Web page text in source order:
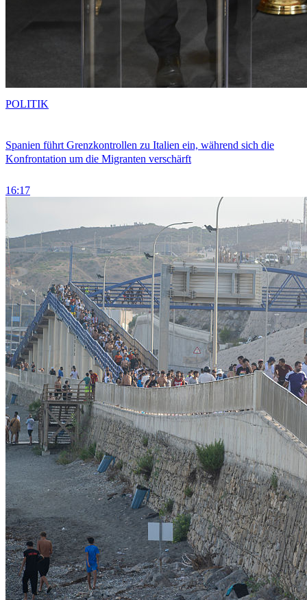
Spanien führt Grenzkontrollen zu Italien ein, während sich die
Konfrontation um die Migranten verschärft
16:17
POLITIK